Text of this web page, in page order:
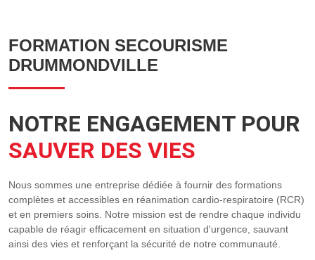
FORMATION SECOURISME
DRUMMONDVILLE
NOTRE ENGAGEMENT POUR
SAUVER DES VIES
Nous sommes une entreprise dédiée à fournir des formations
complètes et accessibles en réanimation cardio-respiratoire (RCR)
et en premiers soins. Notre mission est de rendre chaque individu
capable de réagir efficacement en situation d'urgence, sauvant
ainsi des vies et renforçant la sécurité de notre communauté.